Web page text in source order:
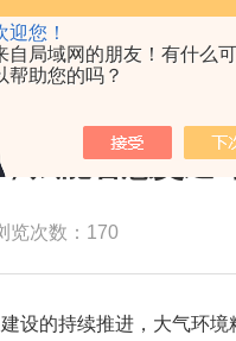
迎您！
自局域网的朋友！有什么可
帮助您的吗？
赋能智慧交通
览次数：170
的持续推进，大气环境